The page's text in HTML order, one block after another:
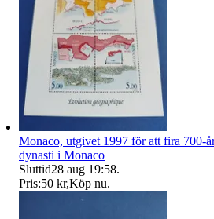
Monaco, utgivet 1997 för att fira 700-
dynasti i Monaco
Sluttid28 aug 19:58.
Pris:50 kr,Köp nu.